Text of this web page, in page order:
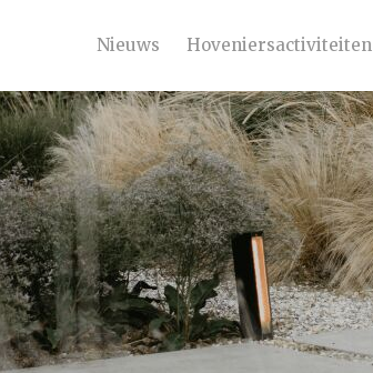
Nieuws Hoveniersactiviteiten